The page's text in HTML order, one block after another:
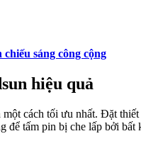
sáng công cộng
hiệu quả
một cách tối ưu nhất. Đặt thiết
để tấm pin bị che lấp bởi bất